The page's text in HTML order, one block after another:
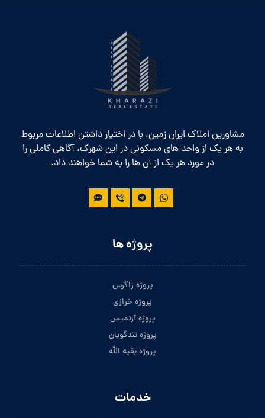
مشاورین املاک ایران زمین، با در اختیار داشتن اطلاعات مربوط
به هر یک از واحد های مسکونی در این شهرک، آگاهی کاملی را
در مورد هر یک از آن ها را به شما خواهند داد.
پروژه ها
پروژه زاگرس
پروژه خرازی
پروژه آرتمیس
پروژه تندگویان
پروژه بقیه الله
خدمات